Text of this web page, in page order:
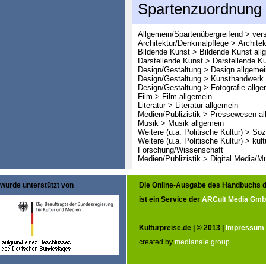
Spartenzuordnung
Allgemein/Spartenübergreifend >
Architektur/Denkmalpflege >
Bildende Kunst > Bildende Kunst
Darstellende Kunst > Darstellende
Design/Gestaltung > Design
Design/Gestaltung > Kunsthandwerk
Design/Gestaltung > Fotografie
Film > Film allgemein
Literatur > Literatur allgemein
Medien/Publizistik > Pressewesen
Musik > Musik allgemein
Weitere (u.a. Politische Kultur) >
Weitere (u.a. Politische Kultur) >
Forschung/Wissenschaft
Medien/Publizistik > Digital Media/
wurde unterstützt von
Die Online-Ausgabe des Handbuchs
ist ein Service der ARCult Media
Kulturpreise.de | © 2013 | Impressum
created by medianale group